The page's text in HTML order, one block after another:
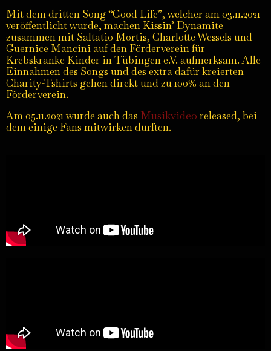
Mit dem dritten Song “Good Life”, welcher am 03.11.2021
veröffentlicht wurde, machen Kissin’ Dynamite
zusammen mit Saltatio Mortis, Charlotte Wessels und
Guernice Mancini auf den Förderverein für
Krebskranke Kinder in Tübingen e.V. aufmerksam. Alle
Einnahmen des Songs und des extra dafür kreierten
Charity-Tshirts gehen direkt und zu 100% an den
Förderverein.
Am 05.11.2021 wurde auch das Musikvideo released, bei
dem einige Fans mitwirken durften.